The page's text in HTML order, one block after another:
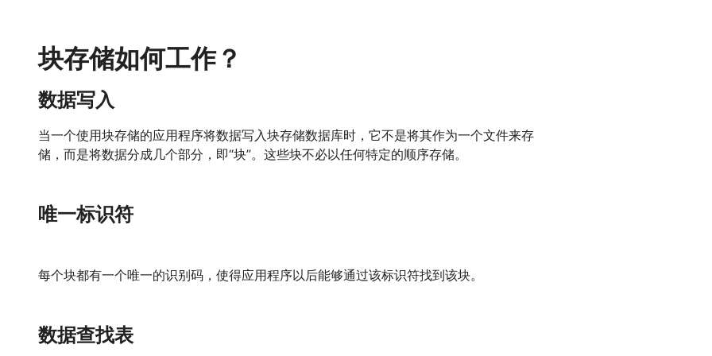
块存储如何工作？
数据写入
当一个使用块存储的应用程序将数据写入块存储数据库时，它不是将其作为一个文件来存
储，而是将数据分成几个部分，即“块”。这些块不必以任何特定的顺序存储。
唯一标识符
每个块都有一个唯一的识别码，使得应用程序以后能够通过该标识符找到该块。
数据查找表